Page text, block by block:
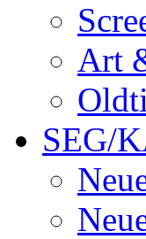
Art
SEG/